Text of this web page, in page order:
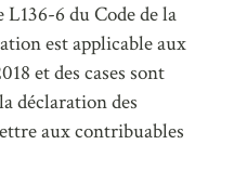
L136-6 du Code de la
est applicable aux
et des cases sont
déclaration des
aux contribuables